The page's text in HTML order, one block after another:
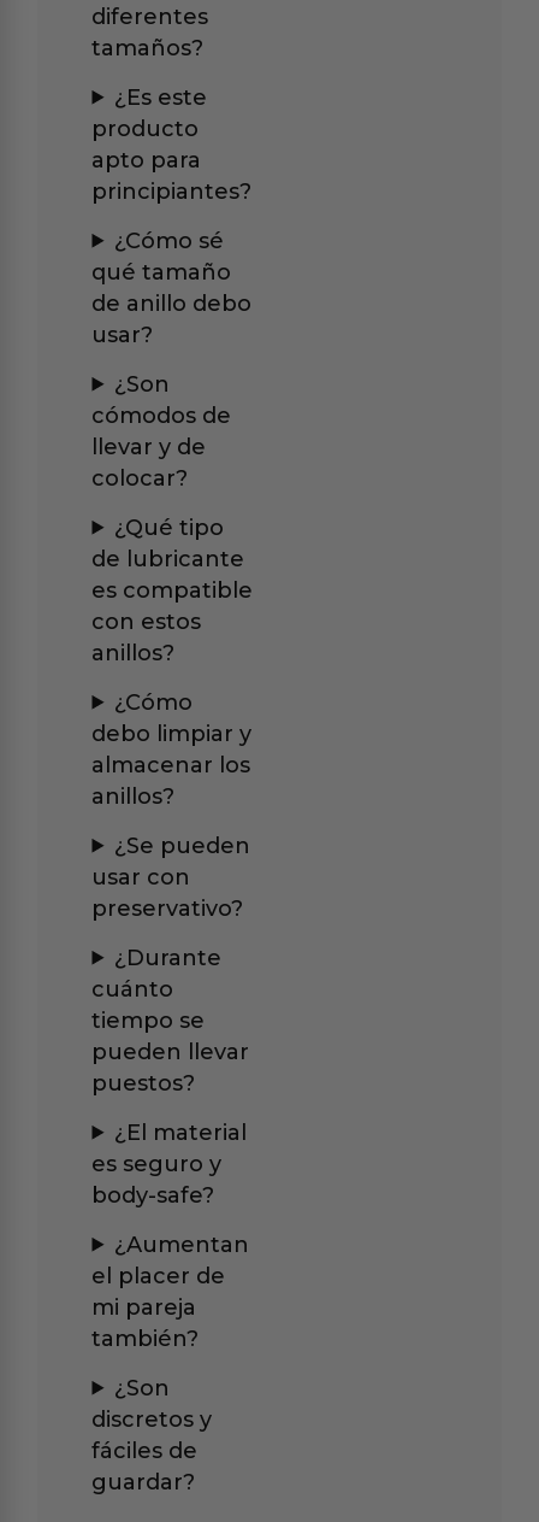
diferentes
tamaños?
¿Es este
producto
apto para
principiantes?
¿Cómo sé
qué tamaño
de anillo debo
usar?
¿Son
cómodos de
llevar y de
colocar?
¿Qué tipo
de lubricante
es compatible
con estos
anillos?
¿Cómo
debo limpiar y
almacenar los
anillos?
¿Se pueden
usar con
preservativo?
¿Durante
cuánto
tiempo se
pueden llevar
puestos?
¿El material
es seguro y
body-safe?
¿Aumentan
el placer de
mi pareja
también?
¿Son
discretos y
fáciles de
guardar?